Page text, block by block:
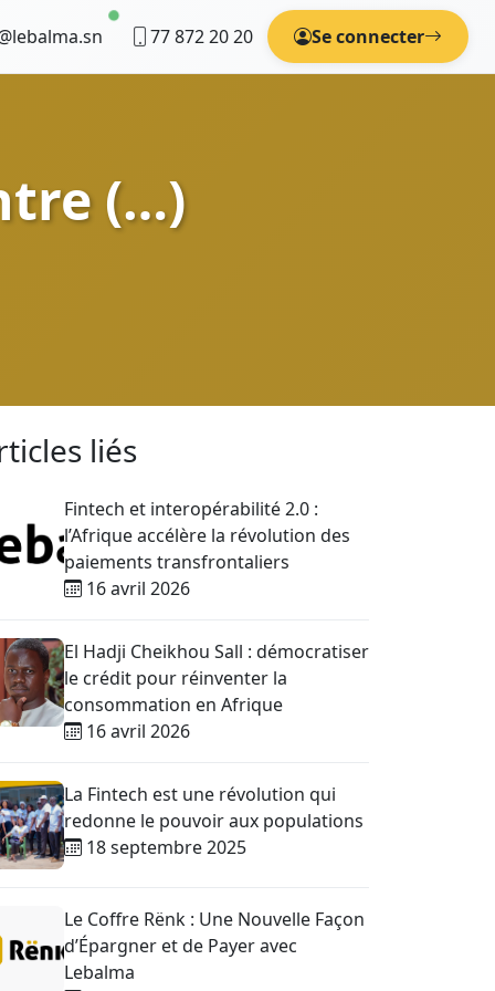
77 872 20 20 Se connecter
(…)
liés
Fintech et interopérabilité 2.0 :
l’Afrique accélère la révolution des
paiements transfrontaliers
16 avril 2026
El Hadji Cheikhou Sall : démocratiser
le crédit pour réinventer la
consommation en Afrique
16 avril 2026
La Fintech est une révolution qui
redonne le pouvoir aux populations
18 septembre 2025
Le Coffre Rënk : Une Nouvelle Façon
d’Épargner et de Payer avec
Lebalma